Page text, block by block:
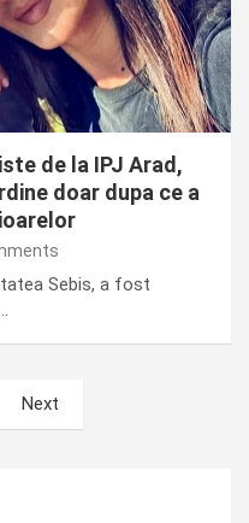
de la IPJ Arad,
doar dupa ce a
Sebis, a fost
Next